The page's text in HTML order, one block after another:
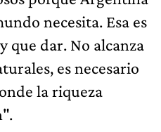
necesita. Esa es
que dar. No alcanza
es necesario
la riqueza